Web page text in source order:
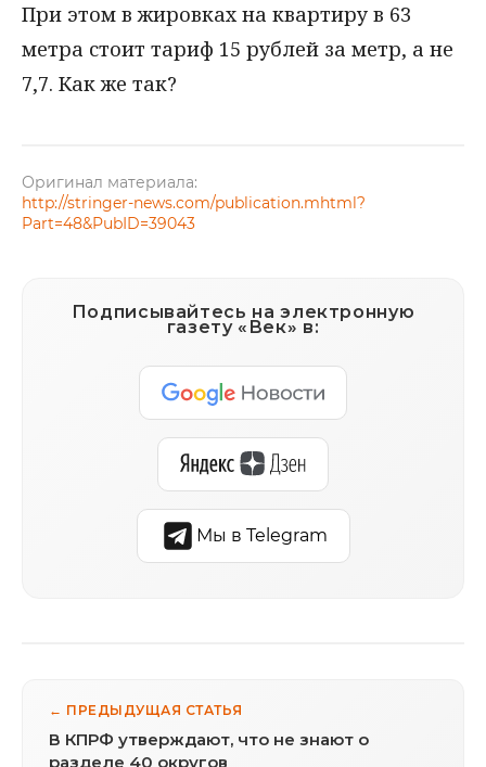
При этом в жировках на квартиру в 63
метра стоит тариф 15 рублей за метр, а не
7,7. Как же так?
Оригинал материала:
http://stringer-news.com/publication.mhtml?
Part=48&PubID=39043
Подписывайтесь на электронную
газету «Век» в:
Мы в Telegram
← ПРЕДЫДУЩАЯ СТАТЬЯ
В КПРФ утверждают, что не знают о
разделе 40 округов